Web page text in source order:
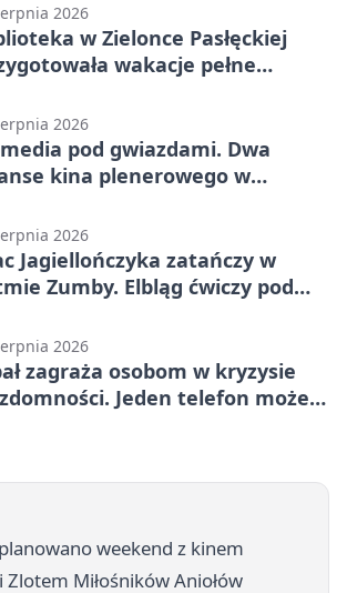
2026
w Zielonce Pasłęckiej
wakacje pełne
2026
pod gwiazdami. Dwa
kina plenerowego w
2026
Jagiellończyka zatańczy w
Zumby. Elbląg ćwiczy pod
2026
zagraża osobom w kryzysie
Jeden telefon może
weekend z kinem
Miłośników Aniołów